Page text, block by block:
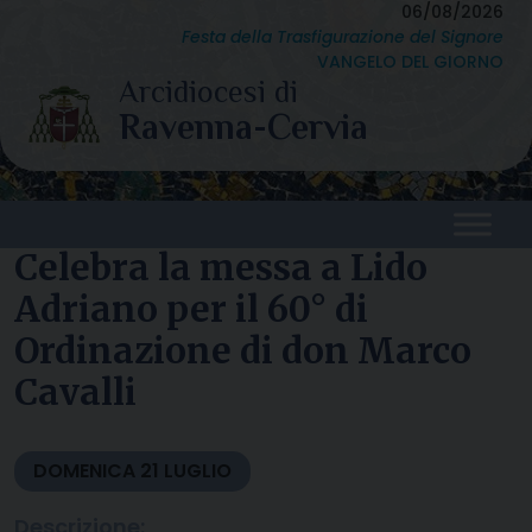
content
06/08/2026
Festa della Trasfigurazione del Signore
VANGELO DEL GIORNO
Celebra la messa a Lido
Adriano per il 60° di
Ordinazione di don Marco
Cavalli
DOMENICA 21 LUGLIO